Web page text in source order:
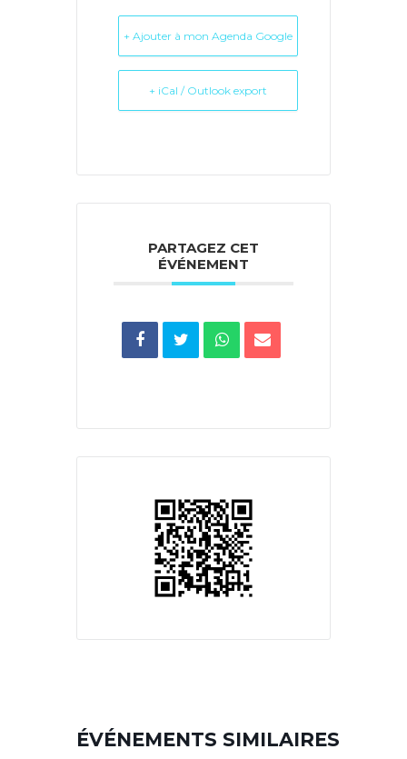
+ Ajouter à mon Agenda Google
+ iCal / Outlook export
PARTAGEZ CET
ÉVÉNEMENT
ÉVÉNEMENTS SIMILAIRES